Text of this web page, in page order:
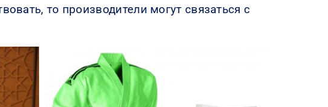
то производители могут связаться с